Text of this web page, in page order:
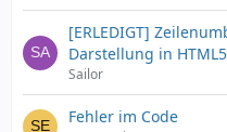
[ERLEDIGT]
Darstellung in HTML5
Sailor
Fehler im Code